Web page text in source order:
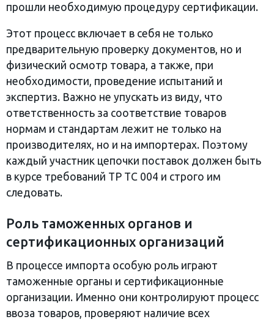
прошли необходимую процедуру сертификации.
Этот процесс включает в себя не только
предварительную проверку документов, но и
физический осмотр товара, а также, при
необходимости, проведение испытаний и
экспертиз. Важно не упускать из виду, что
ответственность за соответствие товаров
нормам и стандартам лежит не только на
производителях, но и на импортерах. Поэтому
каждый участник цепочки поставок должен быть
в курсе требований ТР ТС 004 и строго им
следовать.
Роль таможенных органов и
сертификационных организаций
В процессе импорта особую роль играют
таможенные органы и сертификационные
организации. Именно они контролируют процесс
ввоза товаров, проверяют наличие всех